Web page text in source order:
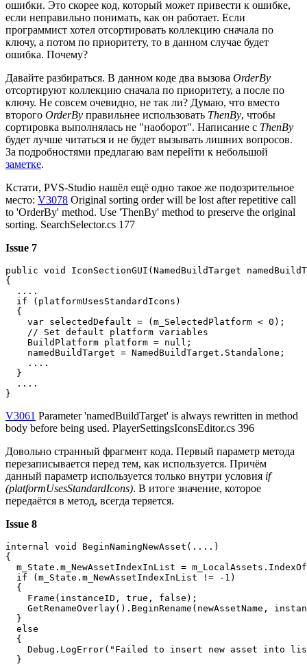
ошибки. Это скорее код, который может привести к ошибке,
если неправильно понимать, как он работает. Если
программист хотел отсортировать коллекцию сначала по
ключу, а потом по приоритету, то в данном случае будет
ошибка. Почему?
Давайте разбираться. В данном коде два вызова OrderBy
отсортируют коллекцию сначала по приоритету, а после по
ключу. Не совсем очевидно, не так ли? Думаю, что вместо
второго OrderBy правильнее использовать ThenBy, чтобы
сортировка выполнялась не "наоборот". Написание с ThenBy
будет лучше читаться и не будет вызывать лишних вопросов.
За подробностями предлагаю вам перейти к небольшой
заметке.
Кстати, PVS-Studio нашёл ещё одно такое же подозрительное
место: V3078 Original sorting order will be lost after repetitive call
to 'OrderBy' method. Use 'ThenBy' method to preserve the original
sorting. SearchSelector.cs 177
Issue 7
public void IconSectionGUI(NamedBuildTarget
{
  ....
  if (platformUsesStandardIcons)
  {
    var selectedDefault = (m_SelectedPlatform < 0);
    // Set default platform variables
    BuildPlatform platform = null;
    namedBuildTarget = NamedBuildTarget.Standalone;
    ....
  }
  ....
}
V3061 Parameter 'namedBuildTarget' is always rewritten in method
body before being used. PlayerSettingsIconsEditor.cs 396
Довольно странный фрагмент кода. Первый параметр метода
перезаписывается перед тем, как используется. Причём
данный параметр используется только внутри условия if
(platformUsesStandardIcons). В итоге значение, которое
передаётся в метод, всегда теряется.
Issue 8
internal void BeginNamingNewAsset(....)
{
m_State.m_NewAssetIndexInList =
  if (m_State.m_NewAssetIndexInList != -1)
  {
    Frame(instanceID, true, false);
GetRenameOverlay().BeginRename(newAssetName,
  }
  else
  {
Debug.LogError("Failed to insert new asset into
  }